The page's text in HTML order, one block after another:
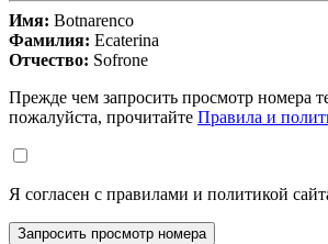
Имя: Botnarenco
Фамилия: Ecaterina
Отчество: Sofrone
Прежде чем запросить просмотр номера
пожалуйста, прочитайте Правила и
Я согласен с правилами и политикой
Запросить просмотр номера